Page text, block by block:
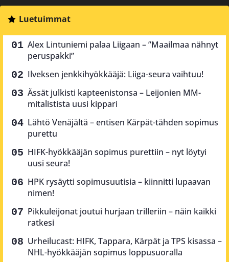
Luetuimmat
Alex Lintuniemi palaa Liigaan – ”Maailmaa nähnyt
peruspakki”
Ilveksen jenkkihyökkääjä: Liiga-seura vaihtuu!
Ässät julkisti kapteenistonsa – Leijonien MM-
mitalistista uusi kippari
Lähtö Venäjältä – entisen Kärpät-tähden sopimus
purettu
HIFK-hyökkääjän sopimus purettiin – nyt löytyi
uusi seura!
HPK rysäytti sopimusuutisia – kiinnitti lupaavan
nimen!
Pikkuleijonat joutui hurjaan trilleriin – näin kaikki
ratkesi
Urheilucast: HIFK, Tappara, Kärpät ja TPS kisassa –
NHL-hyökkääjän sopimus loppusuoralla